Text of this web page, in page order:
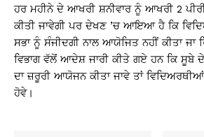
ਹਰ ਮਹੀਨੇ ਦੇ ਆਖਰੀ ਸ਼ਨੀਵਾਰ ਨੂੰ ਆਖਰੀ 2
ਕੀਤੀ ਜਾਵੇਗੀ ਪਰ ਦੇਖਣ ’ਚ ਆਇਆ ਹੈ ਕਿ
ਸਭਾ ਨੂੰ ਸੰਜੀਦਗੀ ਨਾਲ ਆਯੋਜਿਤ ਨਹੀਂ ਕੀਤਾ
ਵਿਭਾਗ ਵੱਲੋਂ ਆਦੇਸ਼ ਜਾਰੀ ਕੀਤੇ ਗਏ ਹਨ ਕਿ ਸੂਬੇ ਦੇ
ਦਾ ਜ਼ਰੂਰੀ ਆਯੋਜਨ ਕੀਤਾ ਜਾਵੇ ਤਾਂ
ਹੋਵੇ।